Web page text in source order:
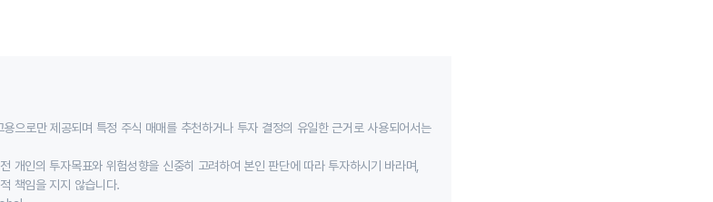
으로만 제공되며 특정 주식 매매를 추천하거나 투자 결정의 유일한 근거로 사용되어서는
개인의 투자목표와 위험성향을 신중히 고려하여 본인 판단에 따라 투자하시기 바라며,
책임을 지지 않습니다.